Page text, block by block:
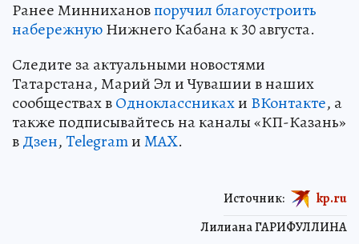
Ранее Миннихановпоручил благоустроить
набережнуюНижнего Кабана к 30 августа.
Следите за актуальными новостями
Татарстана, Марий Эл и Чувашии в наших
сообществах вОдноклассникахи ВКонтакте, а
также подписывайтесь на каналы «КП-Казань»
Источник: kp.ru